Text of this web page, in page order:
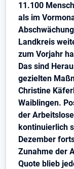
11.100
als im
Landkreis
zum Vorjahr
Das sind
gezielten
Christine
Waiblingen.
der
kontinuierlich
Dezember
Zunahme der
Quote blieb